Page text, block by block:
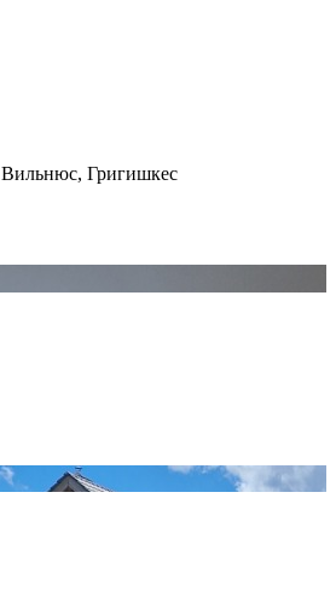
Вильнюс, Григишкес